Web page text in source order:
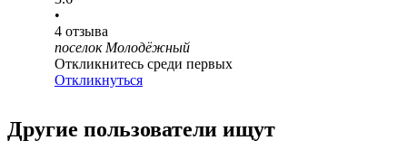
•
4 отзыва
поселок Молодёжный
Откликнитесь среди первых
Откликнуться
Другие пользователи ищут